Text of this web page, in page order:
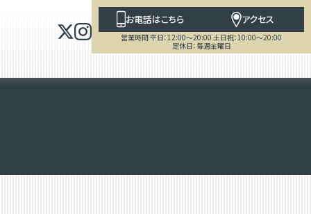
お電話はこちら アクセス
営業時間 平日：12:00～20:00 土日祝：10:00～20:00
定休日：毎週金曜日